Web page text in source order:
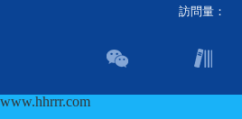
訪問量：
www.hhrrr.com